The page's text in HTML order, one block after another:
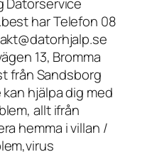
har Telefon 08
13, Bromma
från Sandsborg
hjälpa dig med
allt ifrån
hemma i villan /